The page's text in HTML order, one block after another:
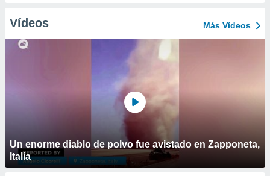
Vídeos Más Vídeos
Un enorme diablo de polvo fue avistado en Zapponeta,
Italia